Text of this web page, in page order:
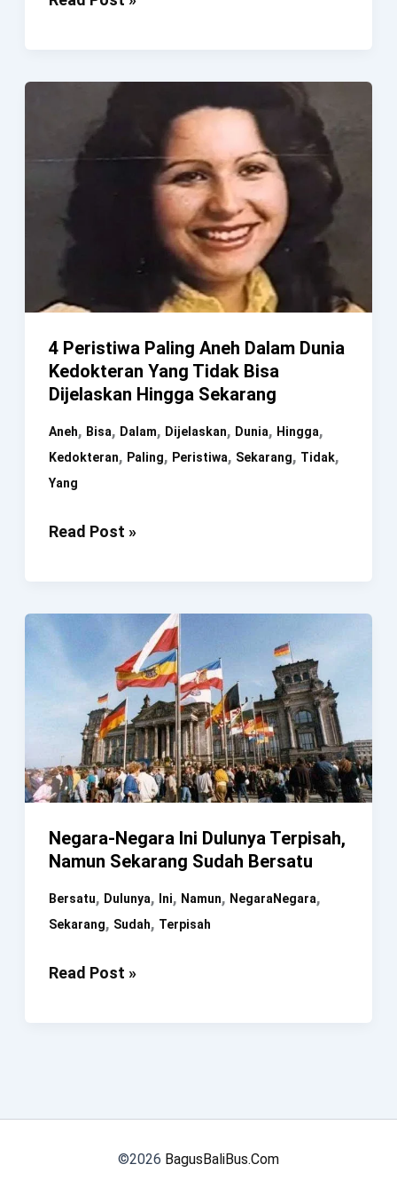
Menghilang
Listrik
4 Peristiwa Paling Aneh Dalam Dunia
Kedokteran Yang Tidak Bisa
Dijelaskan Hingga Sekarang
Aneh, Bisa, Dalam, Dijelaskan, Dunia, Hingga,
Kedokteran, Paling, Peristiwa, Sekarang, Tidak,
Yang
4
Dalam
Kedokteran
Tidak
Bisa
Dijelaskan
Sekarang
Read Post »
Negara-Negara Ini Dulunya Terpisah,
Namun Sekarang Sudah Bersatu
Bersatu, Dulunya, Ini, Namun, NegaraNegara,
Sekarang, Sudah, Terpisah
Negara-
Read Post »
©2026 BagusBaliBus.Com